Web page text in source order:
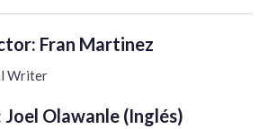
Fran Martinez
Writer
Olawanle (Inglés)